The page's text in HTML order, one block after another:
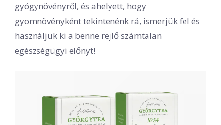
gyógynövényről, és ahelyett, hogy
gyomnövényként tekintenénk rá, ismerjük fel és
használjuk ki a benne rejlő számtalan
egészségügyi előnyt!